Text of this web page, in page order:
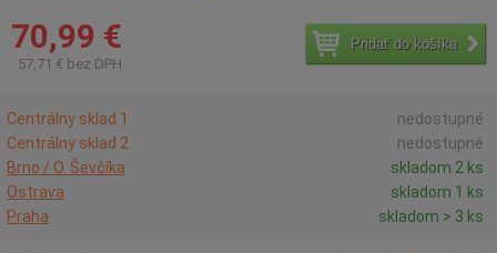
70,99 €
57,71 € bez DPH
Pridať do košíka
Centrálny sklad 1
nedostupné
Centrálny sklad 2
nedostupné
Brno / O. Ševčíka
skladom 2 ks
Ostrava
skladom 1 ks
Praha
skladom > 3 ks